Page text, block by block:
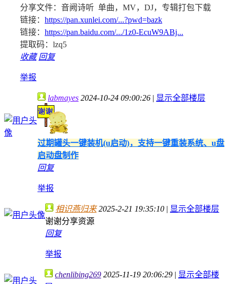
分享文件：音阙诗听 单曲，MV，DJ，专辑打包下载
链接： https://pan.xunlei.com/...?pwd=bazk
链接： https://pan.baidu.com/.../1z0-EcuW9ABj...
提取码：lzq5
收藏 回复
举报
labmayes 2024-10-24 09:00:26 | 显示全部楼层
过期罐头一键装机(u启动)，支持一键重装系统、u盘
启动盘制作
回复
举报
相识燕归来2025-2-21 19:35:10 | 显示全部楼层
谢谢分享资源
回复
举报
chenlibing269 2025-11-19 20:06:29 | 显示全部楼